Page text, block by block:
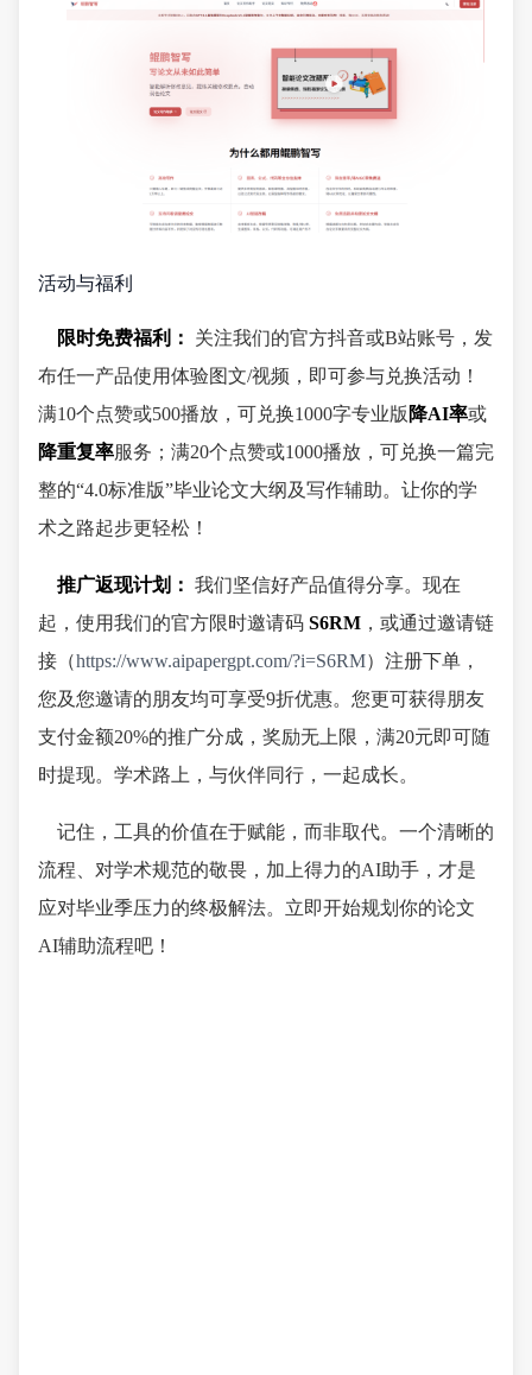
活动与福利
限时免费福利：
关注我们的官方抖音或B站账号，发
布任一产品使用体验图文/视频，即可参与兑换活动！
满10个点赞或500播放，可兑换1000字专业版 降AI率或
降重复率服务；满20个点赞或1000播放，可兑换一篇完
整的“4.0标准版”毕业论文大纲及写作辅助。让你的学
术之路起步更轻松！
推广返现计划： 我们坚信好产品值得分享。现在
起，使用我们的官方限时邀请码 S6RM ，或通过邀请链
接（https://www.aipapergpt.com/?i=S6RM）注册下单，
您及您邀请的朋友均可享受9折优惠。您更可获得朋友
支付金额20%的推广分成，奖励无上限，满20元即可随
时提现。学术路上，与伙伴同行，一起成长。
记住，工具的价值在于赋能，而非取代。一个清晰的
流程、对学术规范的敬畏，加上得力的AI助手，才是
应对毕业季压力的终极解法。立即开始规划你的论文
AI辅助流程吧！